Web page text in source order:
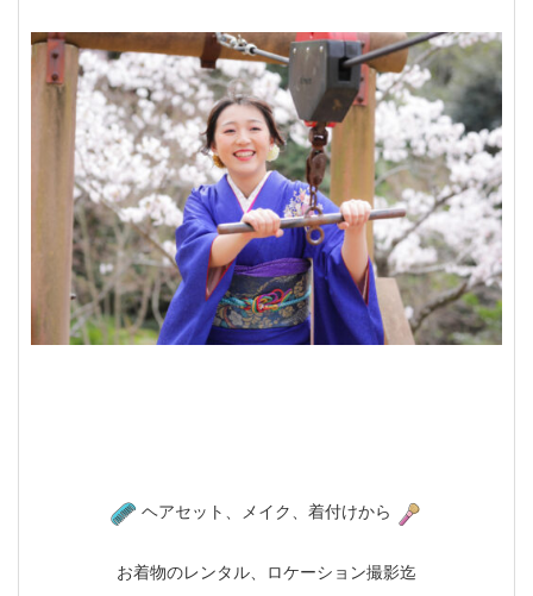
ヘアセット、メイク、着付けから
お着物のレンタル、ロケーション撮影迄